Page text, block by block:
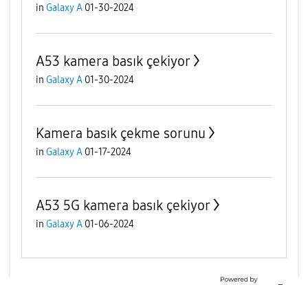
in Galaxy A 01-30-2024
A53 kamera basık çekiyor
in Galaxy A 01-30-2024
Kamera basık çekme sorunu
in Galaxy A 01-17-2024
A53 5G kamera basık çekiyor
in Galaxy A 01-06-2024